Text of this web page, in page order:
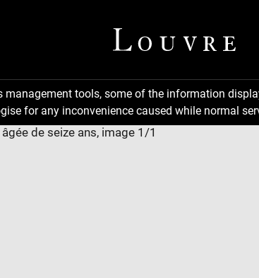
management tools, some of the information
for any inconvenience caused while normal